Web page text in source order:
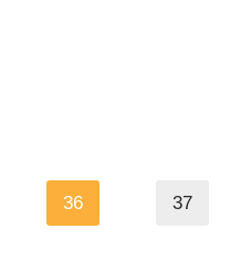
36 37